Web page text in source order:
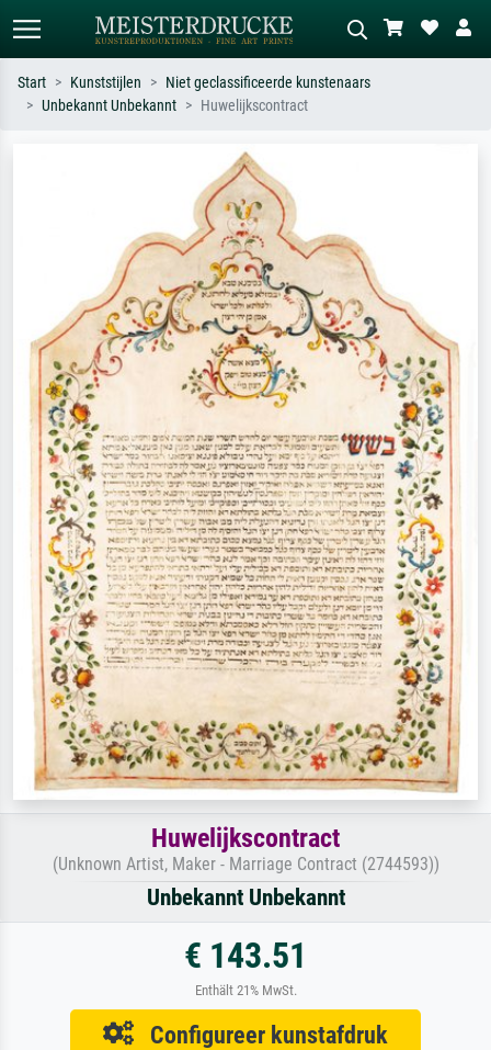
Zoek op kunstenaar, titel of stijl – bijv.
Monet, Sterrennacht, impressionisme,
weide, abstract met veel rood, donker
olieverfschilderij, staand naakt naast
Start Kunststijlen
Niet geclassificeerde kunstenaars
Unbekannt Unbekannt
Huwelijkscontract
Huwelijkscontract
(Unknown Artist, Maker - Marriage Contract (2744593))
Unbekannt Unbekannt
€ 143.51
Enthält 21% MwSt.
Configureer kunstafdruk